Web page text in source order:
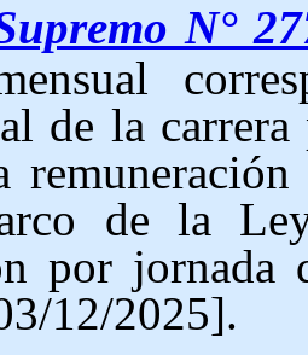
N°
de la
de la
por jornada
12/2025].